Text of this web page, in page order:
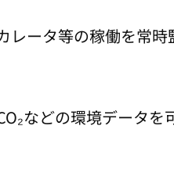
レータ等の稼働を常
などの環境データ